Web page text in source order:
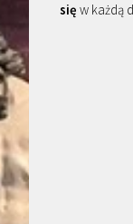
się w każdą